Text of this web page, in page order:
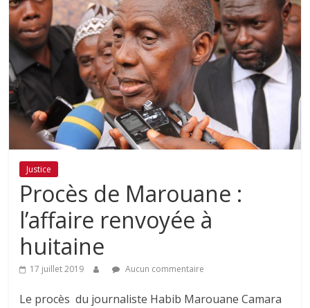
Justice
Procès de Marouane :
l’affaire renvoyée à
huitaine
17 juillet 2019 Aucun commentaire
Le procès du journaliste Habib Marouane Camara